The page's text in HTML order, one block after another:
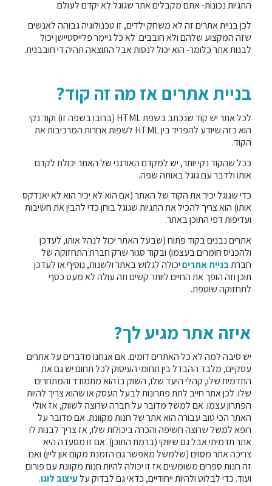
התגיות נכונות- אתם מקבלים אתר שגוגל לא יקדם לעולם.
לכן בניית אתרים זה לא משחק ילדים, זו טכנולוגיה גבוהה לאנשים
שזה המקצוע שלהם ולא חובבים. לא כל גיימר פלייסטיישן יכול
לבנות אתר כלומר- הוא יכול לנסות אבל התוצאה תהיה די חובבנית.
בניית אתרים אז מה זה קוד?
לכל אתר יש קוד שנכתב בשפת HTML (ברובו בשפה זו) וקוד נקי
הוא כזה שיודע להפריד בין HTML לשפות אחרות המרכיבות את
הקוד.
ככל שהקוד נקי יותר, יש למקדם האורגני של האתר יכולת לקדם
אותו ולדבר עם גוגל באותה שפה.
כדי שגוגל יכיר את הקוד של האתר (אם הוא לא יכיר הוא לא יאנדקס
אותו) הוא צריך להכיל את התגיות שגוגל בוחן כדי להבין את חשיבות
ועדיפות דפי התוכן באתר.
אתרים נבנים בקוד פתוח (שבעל האתר יכול לנהל אותו, לעדכן
ולהכניס חומרים בעצמו) ובקוד סגור שרק חברת התחזוקה של
חברתבניית אתריםיכולה לגלוש באתר ולשנות, נוסיף או לעדכן
תוכן וזה הופך את החיים ליותר קשים וזה עולה לא מעט כסף
לתחזוקה שוטפת.
איזה אתר מגיע לך?
יש סיבה למה לא כל האתרים דומים. אם אנחנו מדברים על אתרים
עסקיים, מלבד ההבדל בין תחומי העיסוק לכל תחום יש גם את
התדמית שלו, קהלי היעד שלו, השוק בו הוא מתמודד והמתחרים
שלו. לכן אתר חייב לתת פתרונות לבעל העסק או שהוא צריך להיות
הפתרון עצמו. אם למשל מדובר על חברה שרוצה לשווק, אז אולי
האתר הכי טוב עבורה הוא אתר של חנות מקוונת. אם מדובר על
רופא למשל שרוצה חשיפה והכרה ביכולות שלו, אז צריך לבנות לו
אתר תדמיתי אבל גם שיווקי (ברמת התוכן). אם זו מסעדה היא
צריכה אתר מסוים (שלמשל מאפשר גם הזמנת מקום און ליין) ואם
זה חנות ספרים משומשים אז זו יכולה להיות חנות מקוונת עם פורום
ועוד. כדי לבלוט ולהיות ייחודיים, כדאי גם לבדוק עלעיצוב לוגו.